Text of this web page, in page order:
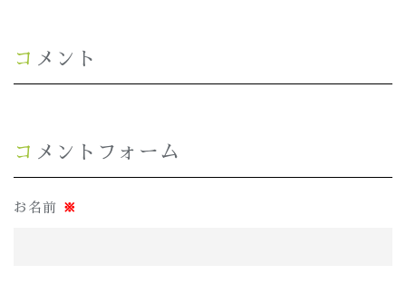
コメント
コメントフォーム
お名前 ※